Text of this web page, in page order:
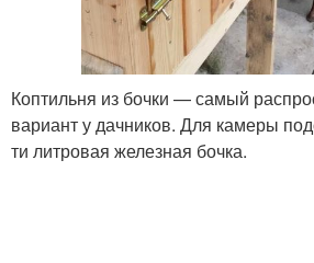
Коптильня из бочки — самый
вариант у дачников. Для камеры
ти литровая железная бочка.